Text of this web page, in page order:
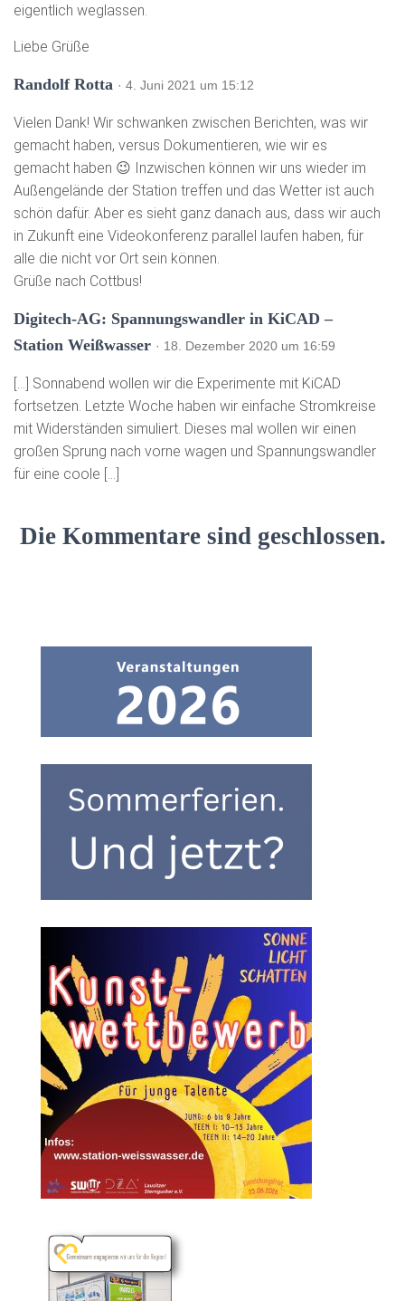
eigentlich weglassen.
Liebe Grüße
Randolf Rotta · 4. Juni 2021 um 15:12
Vielen Dank! Wir schwanken zwischen Berichten, was wir
gemacht haben, versus Dokumentieren, wie wir es
gemacht haben 😉 Inzwischen können wir uns wieder im
Außengelände der Station treffen und das Wetter ist auch
schön dafür. Aber es sieht ganz danach aus, dass wir auch
in Zukunft eine Videokonferenz parallel laufen haben, für
alle die nicht vor Ort sein können.
Grüße nach Cottbus!
Digitech-AG: Spannungswandler in KiCAD –
Station Weißwasser · 18. Dezember 2020 um 16:59
[…] Sonnabend wollen wir die Experimente mit KiCAD
fortsetzen. Letzte Woche haben wir einfache Stromkreise
mit Widerständen simuliert. Dieses mal wollen wir einen
großen Sprung nach vorne wagen und Spannungswandler
für eine coole […]
Die Kommentare sind geschlossen.